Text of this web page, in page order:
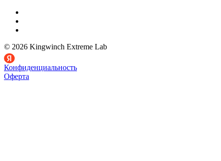
© 2026 Kingwinch Extreme Lab
Конфиденциальность
Оферта